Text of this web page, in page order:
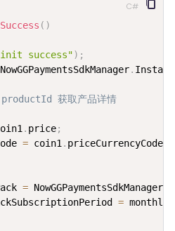
( )
init success") ;
NowGGPaymentsSdkManager.
获取产品详情
. price;
= coin1. priceCurrencyCode
= NowGGPaymentsSdkManager
=
C#